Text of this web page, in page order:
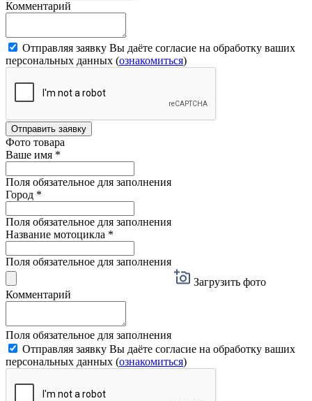
Комментарий
Отправляя заявку Вы даёте согласие на обработку ваших
персональных данных (ознакомиться)
Отправить заявку
Фото товара
Ваше имя *
Поля обязательное для заполнения
Город *
Поля обязательное для заполнения
Название мотоцикла *
Поля обязательное для заполнения
Загрузить фото
Комментарий
Поля обязательное для заполнения
Отправляя заявку Вы даёте согласие на обработку ваших
персональных данных (ознакомиться)